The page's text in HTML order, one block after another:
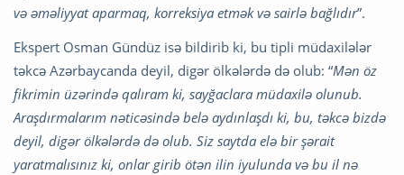
və əməliyyat aparmaq, korreksiya etmək və sairlə bağlıdır”.
Ekspert Osman Gündüz isə bildirib ki, bu tipli müdaxilələr
təkcə Azərbaycanda deyil, digər ölkələrdə də olub: “Mən öz
fikrimin üzərində qalıram ki, sayğaclara müdaxilə olunub.
Araşdırmalarım nəticəsində belə aydınlaşdı ki, bu, təkcə bizdə
deyil, digər ölkələrdə də olub. Siz saytda elə bir şərait
yaratmalısınız ki, onlar girib ötən ilin iyulunda və bu il nə